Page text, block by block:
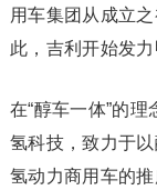
用车集团从成立
此，吉利开始发力
在“醇车一体”的
氢科技，致力于
氢动力商用车的